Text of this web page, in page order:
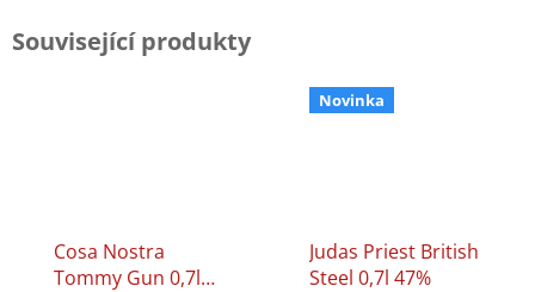
Související produkty
Cosa Nostra
Tommy Gun 0,7l
Novinka
Judas Priest British
Steel 0,7l 47%